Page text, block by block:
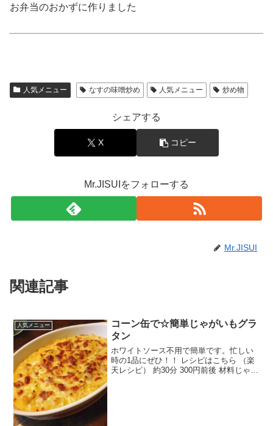
お弁当のおかずに作りました
人気メニュー なすの味噌炒め 人気メニュー 炒め物
シェアする
X コピー
Mr.JISUIをフォローする
Mr.JISUI
関連記事
人気メニュー
コーン缶で☆簡単じゃがいもグラ
タン
ホワイトソース不用で簡単です。忙しい
時の1品にぜひ！！ レシピはこちら （楽
天レシピ） 約30分 300円前後 材料じゃが